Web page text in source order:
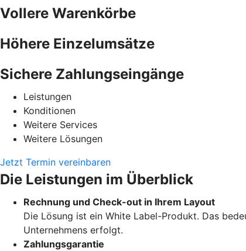
Vollere Warenkörbe
Höhere Einzelumsätze
Sichere Zahlungseingänge
Leistungen
Konditionen
Weitere Services
Weitere Lösungen
Jetzt Termin vereinbaren
Die Leistungen im Überblick
Rechnung und Check-out in Ihrem Layout
Die Lösung ist ein White Label-Produkt. Das
Unternehmens erfolgt.
Zahlungsgarantie